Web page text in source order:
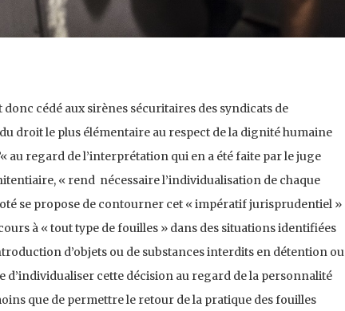
donc cédé aux sirènes sécuritaires des syndicats de
droit le plus élémentaire au respect de la dignité humaine
au regard de l’interprétation qui en a été faite par le juge
« rend nécessaire l’individualisation de chaque
se propose de contourner cet « impératif jurisprudentiel »
à « tout type de fouilles » dans des situations identifiées
d’objets ou de substances interdits en détention ou
d’individualiser cette décision au regard de la personnalité
que de permettre le retour de la pratique des fouilles